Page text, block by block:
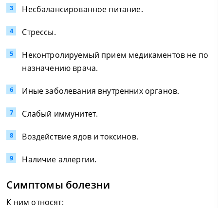
Несбалансированное питание.
Стрессы.
Неконтролируемый прием медикаментов не по
назначению врача.
Иные заболевания внутренних органов.
Слабый иммунитет.
Воздействие ядов и токсинов.
Наличие аллергии.
Симптомы болезни
К ним относят: